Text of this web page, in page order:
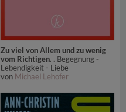
Zu viel von Allem und zu wenig
vom Richtigen. . Begegnung -
Lebendigkeit - Liebe
von Michael Lehofer